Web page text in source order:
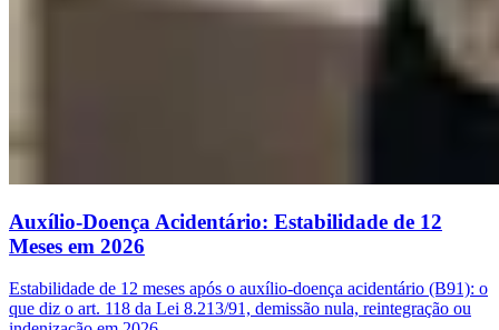
Auxílio-Doença Acidentário: Estabilidade de 12
Meses em 2026
Estabilidade de 12 meses após o auxílio-doença acidentário (B91): o
que diz o art. 118 da Lei 8.213/91, demissão nula, reintegração ou